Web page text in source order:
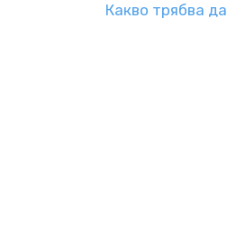
Какво трябва